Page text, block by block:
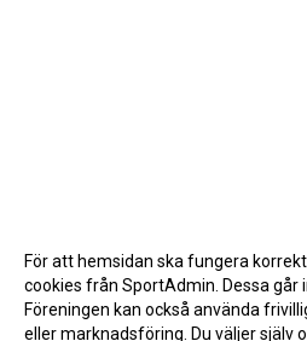
För att hemsidan ska fungera
cookies från SportAdmin. Dessa går
Föreningen kan också använda
eller marknadsföring. Du väljer själv